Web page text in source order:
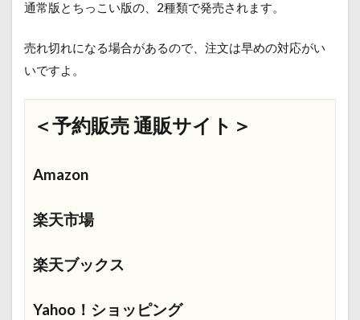
通常版とちっこい版の、2種類で発売されます。
売れ切れになる場合があるので、注文は早めの対応がい
いですよ。
＜予約販売 通販サイト＞
Amazon
楽天市場
楽天ブックス
Yahoo！ショッピング